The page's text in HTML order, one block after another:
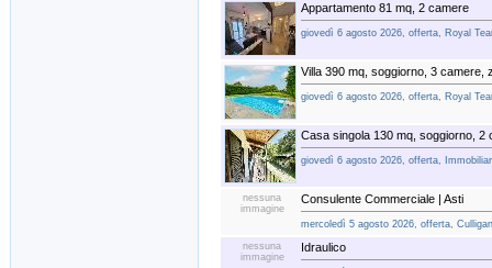
Appartamento 81 mq, 2 camere
giovedì 6 agosto 2026, offerta, Royal
Villa 390 mq, soggiorno, 3 camere,
giovedì 6 agosto 2026, offerta, Royal
Casa singola 130 mq, soggiorno, 2
giovedì 6 agosto 2026, offerta,
nessuna
immagine
Consulente Commerciale | Asti
mercoledì 5 agosto 2026, offerta,
nessuna
immagine
Idraulico